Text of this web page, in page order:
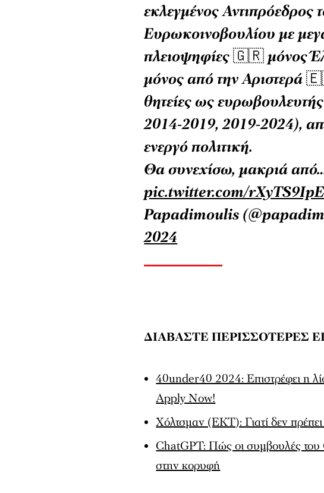
εκλεγμένος Αντιπρόεδρος
Ευρωκοινοβουλίου με
πλειοψηφίες 🇬🇷 μόνος
μόνος από την Αριστερά
θητείες ως
2014-2019, 2019-2024),
ενεργό πολιτική.
Θα συνεχίσω, μακριά
pic.twitter.com/
Papadimoulis
2024
ΔΙΑΒΑΣΤΕ ΠΕΡΙΣΣΟΤΕΡΕΣ
40under40 2024: Eπιστρέφει η
Apply Now!
Χόλτσμαν (EKT): Γιατί δεν
ChatGPT: Πώς οι συμβουλές
στην κορυφή